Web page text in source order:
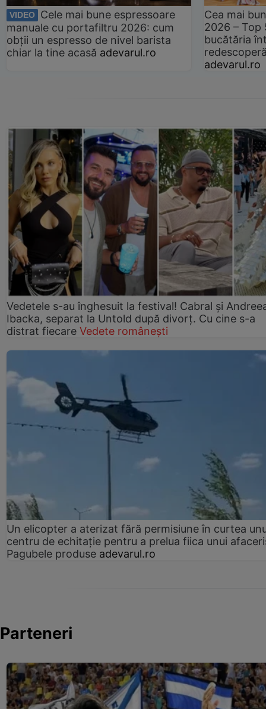
VIDEO
Cele mai bune espressoare
manuale cu portafiltru 2026: cum
obții un espresso de nivel barista
chiar la tine acasă adevarul.ro
Cea mai
2026 –
bucătăria
adevarul.ro
Vedetele s-au înghesuit la festival! Cabral și
Ibacka, separat la Untold după divorț. Cu cine s-a
distrat fiecare Vedete românești
Un elicopter a aterizat fără permisiune în curtea
centru de echitație pentru a prelua fiica unui
Pagubele produse adevarul.ro
Parteneri